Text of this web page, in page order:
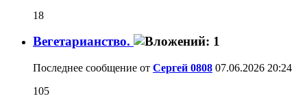
18
Вегетарианство.
Последнее сообщение от Сергей 0808 07.06.2026 20:24
105